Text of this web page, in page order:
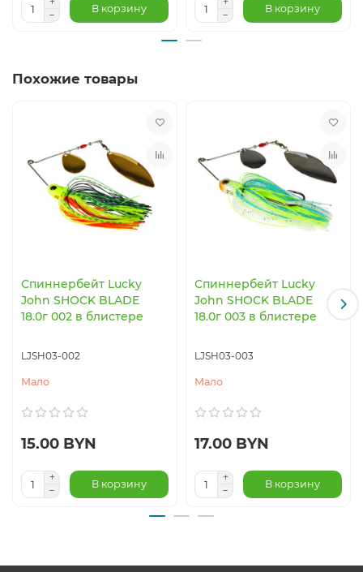
В корзину В корзину
Похожие товары
Спиннербейт Lucky
John SHOCK BLADE
18.0г 002 в блистере
LJSH03-002
Мало
15.00 BYN
В корзину
Спиннербейт Lucky
John SHOCK BLADE
18.0г 003 в блистере
LJSH03-003
Мало
17.00 BYN
В корзину